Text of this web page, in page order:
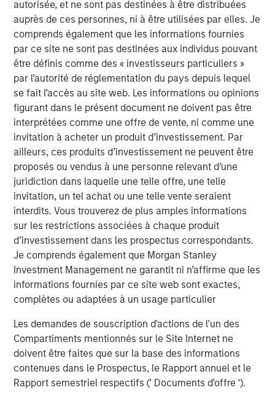
autorisée, et ne sont pas destinées à être distribuées
auprès de ces personnes, ni à être utilisées par elles. Je
comprends également que les informations fournies
par ce site ne sont pas destinées aux individus pouvant
être définis comme des « investisseurs particuliers »
par l’autorité de réglementation du pays depuis lequel
se fait l’accès au site web. Les informations ou opinions
figurant dans le présent document ne doivent pas être
interprétées comme une offre de vente, ni comme une
invitation à acheter un produit d’investissement. Par
ailleurs, ces produits d’investissement ne peuvent être
proposés ou vendus à une personne relevant d’une
juridiction dans laquelle une telle offre, une telle
invitation, un tel achat ou une telle vente seraient
interdits. Vous trouverez de plus amples informations
sur les restrictions associées à chaque produit
d’investissement dans les prospectus correspondants.
Je comprends également que Morgan Stanley
Investment Management ne garantit ni n’affirme que les
informations fournies par ce site web sont exactes,
complètes ou adaptées à un usage particulier
Les demandes de souscription d'actions de l'un des
Compartiments mentionnés sur le Site Internet ne
doivent être faites que sur la base des informations
contenues dans le Prospectus, le Rapport annuel et le
Rapport semestriel respectifs (' Documents d'offre ').
THE TOKEN ECONOMY: WHEN COMPUTE
BECOMES REVENUE
Data centers are factories. Tokens are the product.
FROM REACTIVE TO AUTONOMOUS: THE AGENTIC
TRANSITION
AI is no longer waiting to be asked. It is already at
DATA, DOMAIN AND DISTRIBUTION: THE NEW
SOFTWARE MOATS
The moat is no longer the code, it is the three Ds.
YESTERDAY'S SCI-FI IS INCREASINGLY IN REACH
AI stops analyzing the economy and starts
operating it.
AI IS A FULL-STACK CAPITAL CYCLE
This is a cross-asset, cross-sector capital cycle.
COMPETING COMPUTE: TWO ARCHITECTURES,
ONE RACE
AI is a matter of national security
AI IS STRATEGIC INFRASTRUCTURE, BUT NOBODY
IS IN CHARGE
Capabilities are advancing. Governance is not.
FROM TELEGRAMS TO TOKENS: HISTORY AS A